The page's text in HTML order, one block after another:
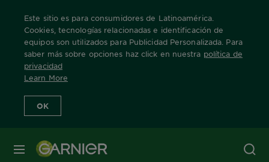
Este sitio es para consumidores de Latinoamérica.
Cookies, tecnologías relacionadas e identificación de
equipos son utilizados para Publicidad Personalizada. Para
saber más sobre opciones haz click en nuestra política de
privacidad
Learn More
OK
MENÚ
Home Productos
reflejos visibles. Tecnología específica que